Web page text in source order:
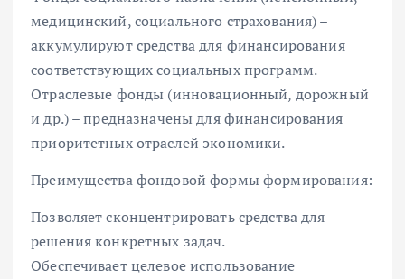
медицинский, социального страхования) –
аккумулируют средства для финансирования
соответствующих социальных программ.
Отраслевые фонды (инновационный, дорожный
и др.) – предназначены для финансирования
приоритетных отраслей экономики.
Преимущества фондовой формы формирования:
Позволяет сконцентрировать средства для
решения конкретных задач.
Обеспечивает целевое использование